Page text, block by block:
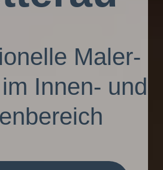
Maler­
Innen- und